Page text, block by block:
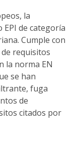
la
EPI de categoría
Cumple con
requisitos
la norma EN
se han
fuga
de
citados por